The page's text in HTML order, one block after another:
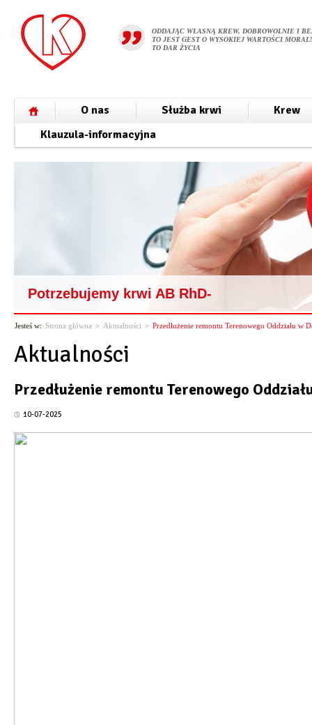
ODDAJĄC WŁASNĄ KREW, DOBROWOLNIE I
TO JEST GEST O WYSOKIEJ WARTOŚCI
TO DAR ŻYCIA
O nas Służba krwi
Krew
Klauzula-informacyjna
Potrzebujemy krwi AB RhD-
Jesteś w: Strona główna > Aktualności > Przedłużenie remontu Terenowego Oddziału w
Aktualności
Przedłużenie remontu Terenowego
10-07-2025